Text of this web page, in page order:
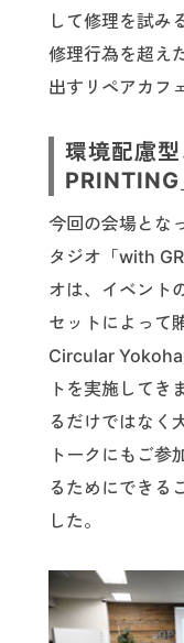
して修理を試み
修理行為を超え
出すリペアカフ
環境配慮
PRINTING
今回の会場とな
タジオ「with
オは、イベント
セットによって
Circular
トを実施してき
るだけではなく
トークにもご参
るためにできる
した。